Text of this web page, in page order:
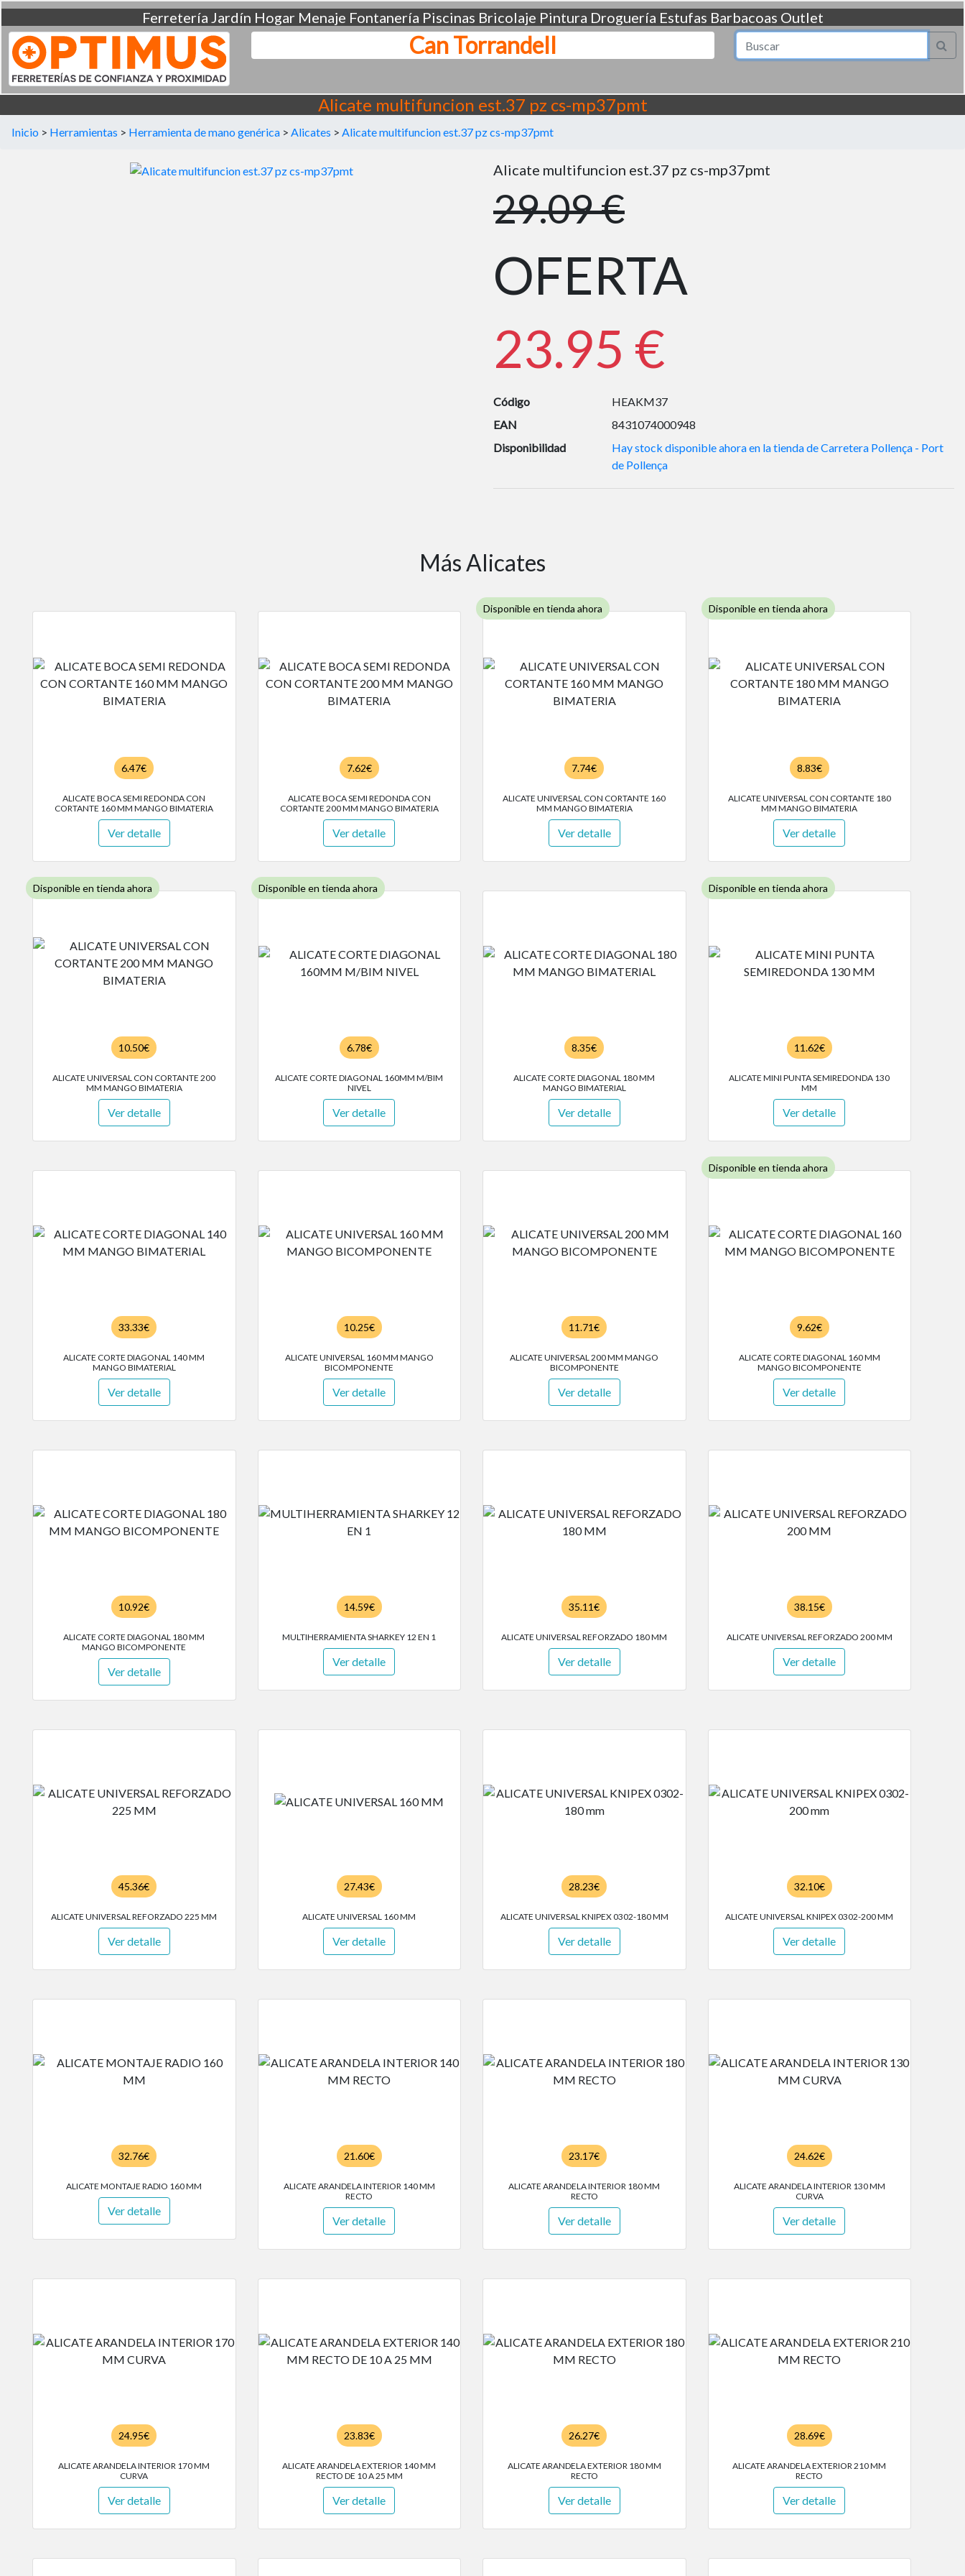
Ferretería Jardín Hogar Menaje Fontanería Piscinas Bricolaje Pintura Droguería Estufas Barbacoas Outlet
Can Torrandell
Alicate multifuncion est.37 pz cs-mp37pmt
Inicio > Herramientas > Herramienta de mano genérica > Alicates > Alicate multifuncion est.37 pz cs-mp37pmt
Alicate multifuncion est.37 pz cs-mp37pmt
29.09 €
OFERTA
23.95 €
Código
HEAKM37
EAN
8431074000948
Disponibilidad
Hay stock disponible ahora en la tienda de Carretera Pollença - Port
de Pollença
Más Alicates
6.47€
ALICATE BOCA SEMI REDONDA CON
CORTANTE 160 MM MANGO BIMATERIA
Ver detalle
7.62€
ALICATE BOCA SEMI REDONDA CON
CORTANTE 200 MM MANGO BIMATERIA
Ver detalle
Disponible en tienda ahora
7.74€
ALICATE UNIVERSAL CON CORTANTE 160
MM MANGO BIMATERIA
Ver detalle
Disponible en tienda ahora
8.83€
ALICATE UNIVERSAL CON CORTANTE 180
MM MANGO BIMATERIA
Ver detalle
Disponible en tienda ahora
10.50€
ALICATE UNIVERSAL CON CORTANTE 200
MM MANGO BIMATERIA
Ver detalle
Disponible en tienda ahora
6.78€
ALICATE CORTE DIAGONAL 160MM M/BIM
NIVEL
Ver detalle
8.35€
ALICATE CORTE DIAGONAL 180 MM
MANGO BIMATERIAL
Ver detalle
Disponible en tienda ahora
11.62€
ALICATE MINI PUNTA SEMIREDONDA 130
MM
Ver detalle
33.33€
ALICATE CORTE DIAGONAL 140 MM
MANGO BIMATERIAL
Ver detalle
10.25€
ALICATE UNIVERSAL 160 MM MANGO
BICOMPONENTE
Ver detalle
11.71€
ALICATE UNIVERSAL 200 MM MANGO
BICOMPONENTE
Ver detalle
Disponible en tienda ahora
9.62€
ALICATE CORTE DIAGONAL 160 MM
MANGO BICOMPONENTE
Ver detalle
10.92€
ALICATE CORTE DIAGONAL 180 MM
MANGO BICOMPONENTE
Ver detalle
14.59€
MULTIHERRAMIENTA SHARKEY 12 EN 1
Ver detalle
35.11€
ALICATE UNIVERSAL REFORZADO 180 MM
Ver detalle
38.15€
ALICATE UNIVERSAL REFORZADO 200 MM
Ver detalle
45.36€
ALICATE UNIVERSAL REFORZADO 225 MM
Ver detalle
27.43€
ALICATE UNIVERSAL 160 MM
Ver detalle
28.23€
ALICATE UNIVERSAL KNIPEX 0302-180 MM
Ver detalle
32.10€
ALICATE UNIVERSAL KNIPEX 0302-200 MM
Ver detalle
32.76€
ALICATE MONTAJE RADIO 160 MM
Ver detalle
21.60€
ALICATE ARANDELA INTERIOR 140 MM
RECTO
Ver detalle
23.17€
ALICATE ARANDELA INTERIOR 180 MM
RECTO
Ver detalle
24.62€
ALICATE ARANDELA INTERIOR 130 MM
CURVA
Ver detalle
24.95€
ALICATE ARANDELA INTERIOR 170 MM
CURVA
Ver detalle
23.83€
ALICATE ARANDELA EXTERIOR 140 MM
RECTO DE 10 A 25 MM
Ver detalle
26.27€
ALICATE ARANDELA EXTERIOR 180 MM
RECTO
Ver detalle
28.69€
ALICATE ARANDELA EXTERIOR 210 MM
RECTO
Ver detalle